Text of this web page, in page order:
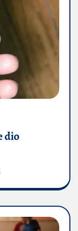
dio